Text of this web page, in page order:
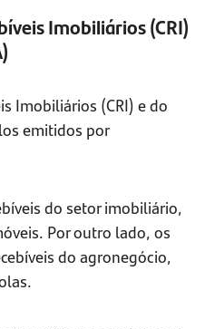
Imobiliários (CRI)
Imobiliários (CRI) e do
emitidos por
do setor imobiliário,
Por outro lado, os
do agronegócio,